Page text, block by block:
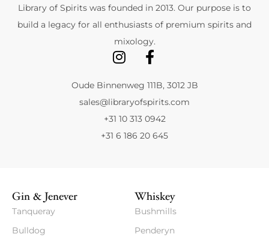
Library of Spirits was founded in 2013. Our purpose is to
build a legacy for all enthusiasts of premium spirits and
mixology.
Oude Binnenweg 111B, 3012 JB
sales@libraryofspirits.com
+31 10 313 0942
+31 6 186 20 645
Gin & Jenever
Tanqueray
Bulldog
Whiskey
Bushmills
Penderyn